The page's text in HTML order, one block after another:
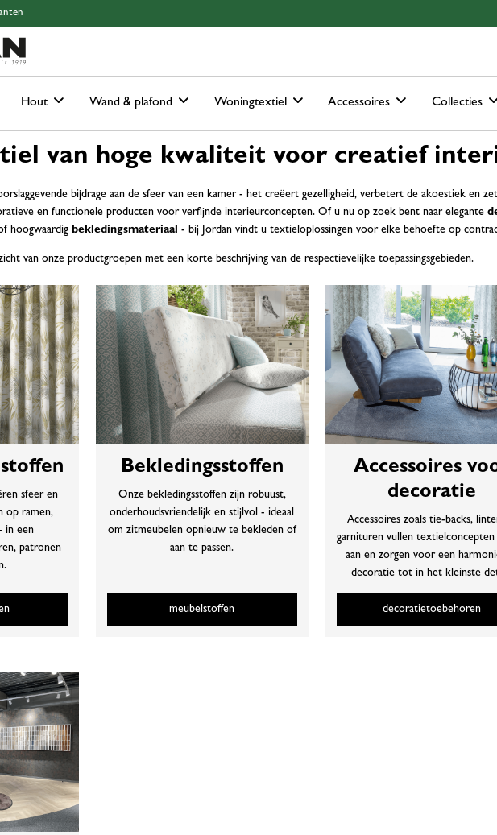
footer
Hout Wand & plafond Woningtextiel Accessoires Collecties
van hoge kwaliteit voor creatief
bijdrage aan de sfeer van een kamer - het creëert gezelligheid, verbetert de akoestiek en
en functionele producten voor verfijnde interieurconcepten. Of u nu op zoek bent naar elegante
hoogwaardig bekledingsmateriaal - bij Jordan vindt u textieloplossingen voor elke behoefte op
van onze productgroepen met een korte beschrijving van de respectievelijke toepassingsgebieden.
sfeer en
op ramen,
in een
patronen
Bekledingsstoffen
Onze bekledingsstoffen zijn robuust,
onderhoudsvriendelijk en stijlvol - ideaal
om zitmeubelen opnieuw te bekleden of
aan te passen.
meubelstoffen
Accessoires
decoratie
Accessoires zoals tie-backs,
garnituren vullen textielconcepten
aan en zorgen voor een
decoratie tot in het kleinste
decoratietoebehoren